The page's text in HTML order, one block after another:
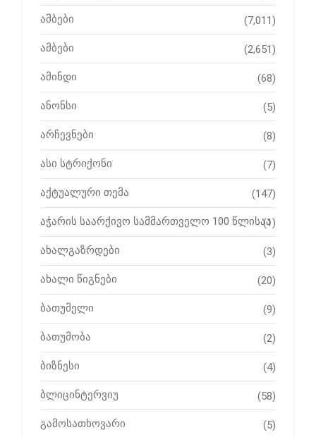
ამბები (7,011)
ამბები (2,651)
ამინდი (68)
ანონსი (5)
არჩევნები (8)
ასი სტრიქონი (7)
აქტუალური თემა (147)
აჭარის საარქივო სამმართველო 100 წლისაა
(1)
ახალგაზრდები (3)
ახალი წიგნები (20)
ბათუმელი (9)
ბათუმობა (2)
ბიზნესი (4)
ბლიცინტერვიუ (58)
გამოსათხოვარი (5)